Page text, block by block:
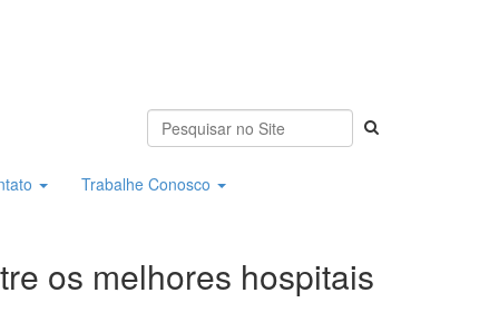
Trabalhe Conosco
os melhores hospitais